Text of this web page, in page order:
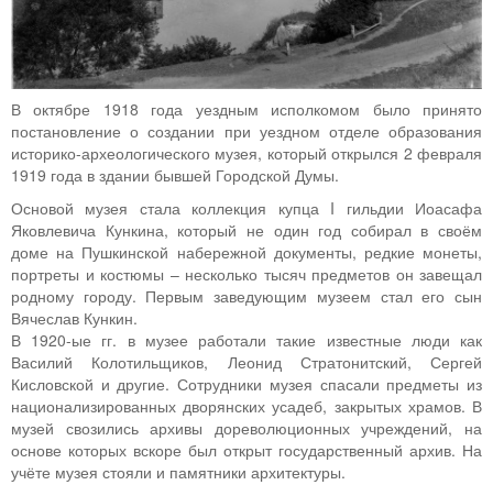
В октябре 1918 года уездным исполкомом было принято
постановление о создании при уездном отделе образования
историко-археологического музея, который открылся 2 февраля
1919 года в здании бывшей Городской Думы.
Основой музея стала коллекция купца I гильдии Иоасафа
Яковлевича Кункина, который не один год собирал в своём
доме на Пушкинской набережной документы, редкие монеты,
портреты и костюмы – несколько тысяч предметов он завещал
родному городу. Первым заведующим музеем стал его сын
Вячеслав Кункин.
В 1920-ые гг. в музее работали такие известные люди как
Василий Колотильщиков, Леонид Стратонитский, Сергей
Кисловской и другие. Сотрудники музея спасали предметы из
национализированных дворянских усадеб, закрытых храмов. В
музей свозились архивы дореволюционных учреждений, на
основе которых вскоре был открыт государственный архив. На
учёте музея стояли и памятники архитектуры.